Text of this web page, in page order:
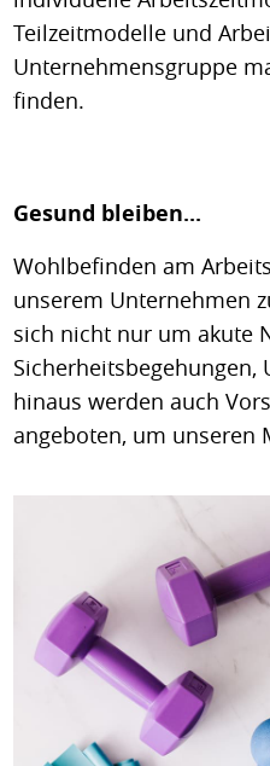
Teilzeitmodelle und
Unternehmensgruppe
finden.
Gesund bleiben...
Wohlbefinden am
unserem Unternehmen
sich nicht nur um akute
hinaus werden auch
angeboten, um unseren